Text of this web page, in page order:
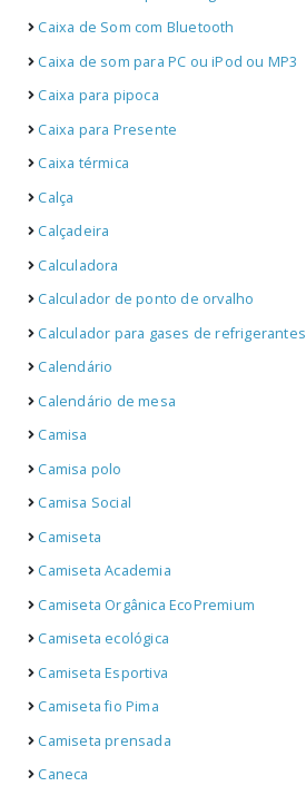
Caixa de Som com Bluetooth
Caixa de som para PC ou iPod ou MP3
Caixa para pipoca
Caixa para Presente
Caixa térmica
Calça
Calçadeira
Calculadora
Calculador de ponto de orvalho
Calculador para gases de refrigerantes
Calendário
Calendário de mesa
Camisa
Camisa polo
Camisa Social
Camiseta
Camiseta Academia
Camiseta Orgânica EcoPremium
Camiseta ecológica
Camiseta Esportiva
Camiseta fio Pima
Camiseta prensada
Caneca